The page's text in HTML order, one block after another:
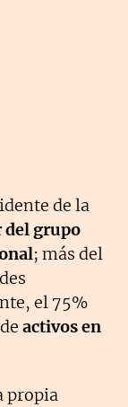
de la
del grupo
; más del
el 75%
activos en
propia